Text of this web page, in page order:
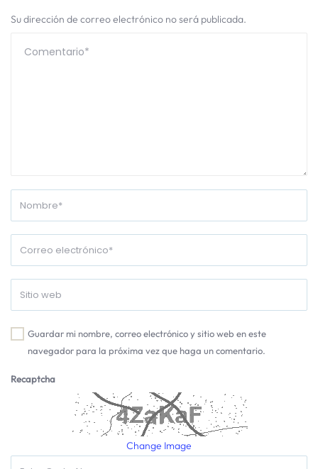
Su dirección de correo electrónico no será publicada.
Guardar mi nombre, correo electrónico y sitio web en este
navegador para la próxima vez que haga un comentario.
Recaptcha
Change Image